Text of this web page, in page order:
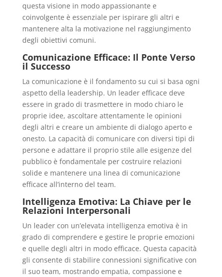
questa visione in modo appassionante e
coinvolgente è essenziale per ispirare gli altri e
mantenere alta la motivazione nel raggiungimento
degli obiettivi comuni.
Comunicazione Efficace: Il Ponte Verso
il Successo
La comunicazione è il fondamento su cui si basa ogni
aspetto della leadership. Un leader efficace deve
essere in grado di trasmettere in modo chiaro le
proprie idee, ascoltare attentamente le opinioni
degli altri e creare un ambiente di dialogo aperto e
onesto. La capacità di comunicare con diversi tipi di
persone e adattare il proprio stile alle esigenze del
pubblico è fondamentale per costruire relazioni
solide e mantenere una linea di comunicazione
efficace all’interno del team.
Intelligenza Emotiva: La Chiave per le
Relazioni Interpersonali
Un leader con un’elevata intelligenza emotiva è in
grado di comprendere e gestire le proprie emozioni
e quelle degli altri in modo efficace. Questa capacità
gli consente di stabilire connessioni significative con
il suo team, mostrando empatia, compassione e